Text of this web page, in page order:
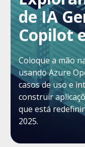
de IA
Copilot
Coloque a mão
usando Azure
casos de uso e
construir
que está
2025.